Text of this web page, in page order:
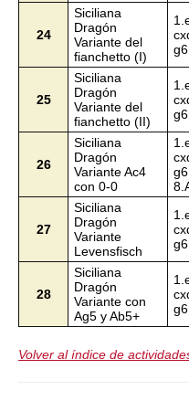
24
Siciliana
Dragón
Variante del
fianchetto (I)
25
Siciliana
Dragón
Variante del
fianchetto (II)
26
Siciliana
Dragón
Variante Ac4
con 0-0
27
Siciliana
Dragón
Variante
Levensfisch
28
Siciliana
Dragón
Variante con
Ag5 y Ab5+
Volver al índice de